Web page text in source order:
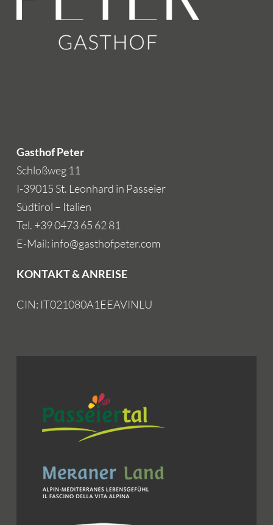
Gasthof Peter
Schloßweg 11
I-39015 St. Leonhard in Passeier
Südtirol – Italien
Tel. +39 0473 65 62 81
E-Mail: info@gasthofpeter.com
KONTAKT & ANREISE
CIN: IT021080A1EEAVINLU